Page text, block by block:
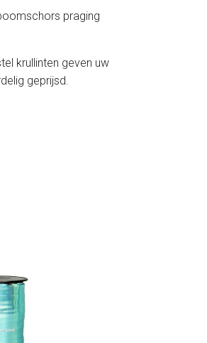
praging
krullinten geven uw
geprijsd.